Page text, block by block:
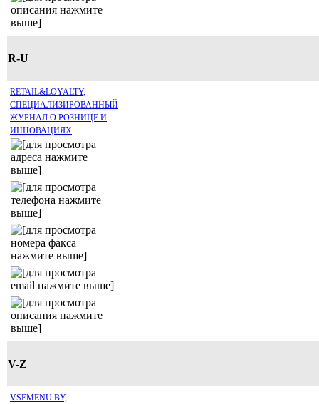
R-U
RETAIL&LOYALTY,
СПЕЦИАЛИЗИРОВАННЫЙ
ЖУРНАЛ О РОЗНИЦЕ И
ИННОВАЦИЯХ
V-Z
VSEMENU.BY,